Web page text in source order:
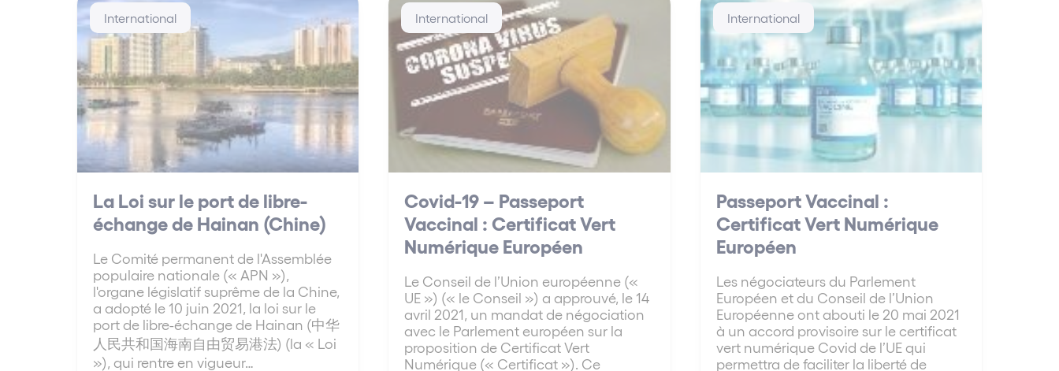
International
La Loi sur le port de libre-
échange de Hainan (Chine)
Le Comité permanent de l'Assemblée
populaire nationale (« APN »),
l'organe législatif suprême de la Chine,
a adopté le 10 juin 2021, la loi sur le
port de libre-échange de Hainan (中华
人民共和国海南自由贸易港法) (la « Loi
»), qui rentre en vigueur…
International
Covid-19 – Passeport
Vaccinal : Certificat Vert
Numérique Européen
Le Conseil de l’Union européenne («
UE ») (« le Conseil ») a approuvé, le 14
avril 2021, un mandat de négociation
avec le Parlement européen sur la
proposition de Certificat Vert
Numérique (« Certificat »). Ce
International
Passeport Vaccinal :
Certificat Vert Numérique
Européen
Les négociateurs du Parlement
Européen et du Conseil de l’Union
Européenne ont abouti le 20 mai 2021
à un accord provisoire sur le certificat
vert numérique Covid de l’UE qui
permettra de faciliter la liberté de